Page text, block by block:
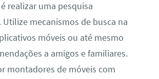
é realizar uma pesquisa
Utilize mecanismos de busca na
móveis ou até mesmo
a amigos e familiares.
montadores de móveis com